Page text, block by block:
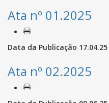
Ata nº 01.2025
Data da Publicação 17.04.25
Ata nº 02.2025